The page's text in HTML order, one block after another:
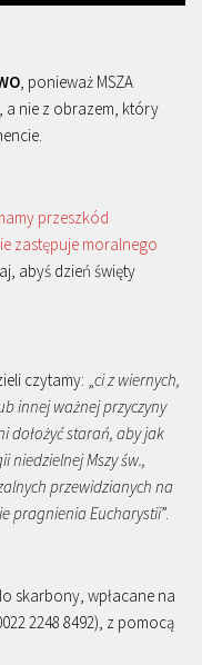
, ponieważ MSZA
a nie z obrazem, który
przeszkód
zastępuje moralnego
abyś dzień święty
czytamy: „ci z wiernych,
innej ważnej przyczyny
dołożyć starań, aby jak
niedzielnej Mszy św.,
przewidzianych na
pragnienia Eucharystii”.
skarbony, wpłacane na
2248 8492), z pomocą